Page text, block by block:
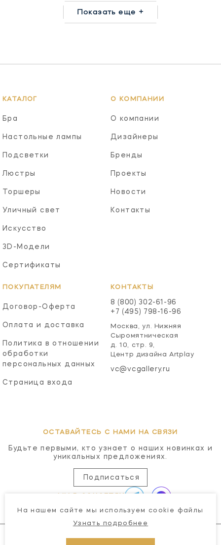
Показать еще +
КАТАЛОГ
Бра
Настольные лампы
Подсветки
Люстры
Торшеры
Уличный свет
Искусство
3D-Модели
Сертификаты
О КОМПАНИИ
О компании
Дизайнеры
Бренды
Проекты
Новости
Контакты
ПОКУПАТЕЛЯМ
Договор-Оферта
Оплата и доставка
Политика в отношении
обработки
персональных данных
Страница входа
КОНТАКТЫ
8 (800) 302-61-96
+7 (495) 798-16-96
Москва, ул. Нижняя
Сыромятническая
д. 10, стр. 9,
Центр дизайна Artplay
vc@vcgallery.ru
ОСТАВАЙТЕСЬ С НАМИ НА СВЯЗИ
Будьте первыми, кто узнает о наших новинках и
уникальных предложениях.
Подписаться
На нашем сайте мы используем cookie файлы
Узнать подробнее